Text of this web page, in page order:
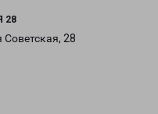
28
28